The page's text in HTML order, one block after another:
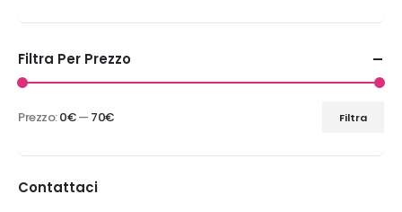
Filtra Per Prezzo
Filtra
Prezzo:0€— 70€
Contattaci